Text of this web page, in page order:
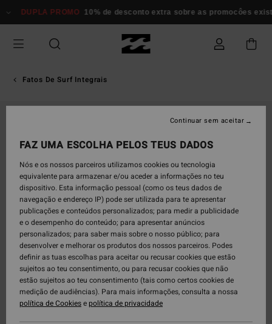
para
informação
DUPLA PROMO 10% de desconto extra sobre as promocôes
Fatos De Surf Integrais
FAZ UMA ESCOLHA PELOS TEUS DADOS
Nós e os nossos parceiros utilizamos cookies ou tecnologia
equivalente para armazenar e/ou aceder a informações no teu
dispositivo. Esta informação pessoal (como os teus dados de
navegação e endereço IP) pode ser utilizada para te apresentar
publicações e conteúdos personalizados; para medir a publicidade
e o desempenho do conteúdo; para apresentar anúncios
personalizados; para saber mais sobre o nosso público; para
desenvolver e melhorar os produtos dos nossos parceiros. Podes
definir as tuas escolhas para aceitar ou recusar cookies que estão
sujeitos ao teu consentimento, ou para recusar cookies que não
estão sujeitos ao teu consentimento (tais como certos cookies de
medição de audiências). Para mais informações, consulta a nossa
política de Cookiesepolítica de privacidade
Continuar sem aceitar